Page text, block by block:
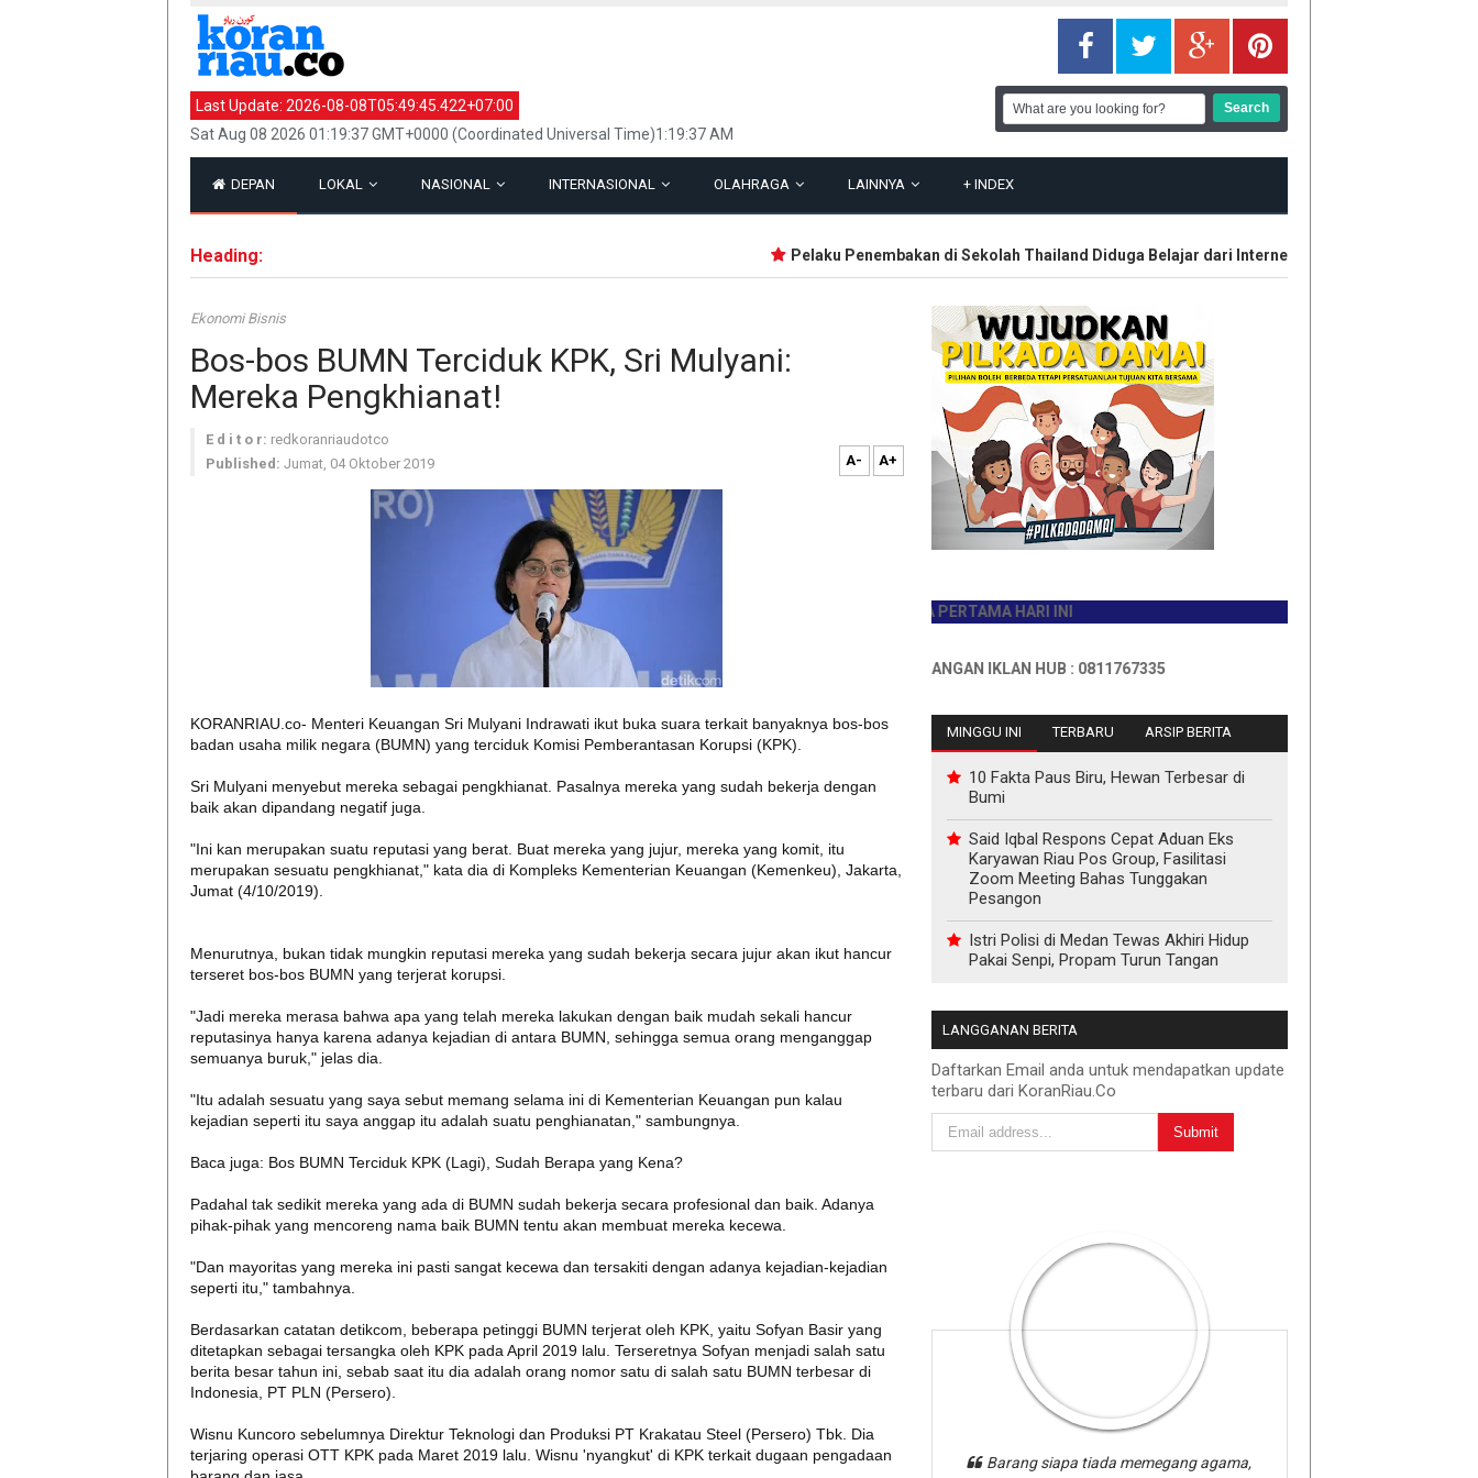
Last Update: 2026-08-08T05:49:45.422+07:00
Sat Aug 08 2026 01:19:37 GMT+0000 (Coordinated Universal Time)1:19:37 AM
DEPAN LOKAL NASIONAL INTERNASIONAL OLAHRAGA LAINNYA + INDEX
Heading: Pelaku Penembakan di Sekolah Thailand Diduga Belajar dari Internet
Ekonomi Bisnis
Bos-bos BUMN Terciduk KPK, Sri Mulyani:
Mereka Pengkhianat!
E d i t o r: redkoranriaudotco
Published: Jumat, 04 Oktober 2019 A- A+
KORANRIAU.co- Menteri Keuangan Sri Mulyani Indrawati ikut buka suara terkait banyaknya bos-bos
badan usaha milik negara (BUMN) yang terciduk Komisi Pemberantasan Korupsi (KPK).
Sri Mulyani menyebut mereka sebagai pengkhianat. Pasalnya mereka yang sudah bekerja dengan
baik akan dipandang negatif juga.
"Ini kan merupakan suatu reputasi yang berat. Buat mereka yang jujur, mereka yang komit, itu
merupakan sesuatu pengkhianat," kata dia di Kompleks Kementerian Keuangan (Kemenkeu), Jakarta,
Jumat (4/10/2019).
Menurutnya, bukan tidak mungkin reputasi mereka yang sudah bekerja secara jujur akan ikut hancur
terseret bos-bos BUMN yang terjerat korupsi.
"Jadi mereka merasa bahwa apa yang telah mereka lakukan dengan baik mudah sekali hancur
reputasinya hanya karena adanya kejadian di antara BUMN, sehingga semua orang menganggap
semuanya buruk," jelas dia.
"Itu adalah sesuatu yang saya sebut memang selama ini di Kementerian Keuangan pun kalau
kejadian seperti itu saya anggap itu adalah suatu penghianatan," sambungnya.
Baca juga: Bos BUMN Terciduk KPK (Lagi), Sudah Berapa yang Kena?
Padahal tak sedikit mereka yang ada di BUMN sudah bekerja secara profesional dan baik. Adanya
pihak-pihak yang mencoreng nama baik BUMN tentu akan membuat mereka kecewa.
"Dan mayoritas yang mereka ini pasti sangat kecewa dan tersakiti dengan adanya kejadian-kejadian
seperti itu," tambahnya.
Berdasarkan catatan detikcom, beberapa petinggi BUMN terjerat oleh KPK, yaitu Sofyan Basir yang
ditetapkan sebagai tersangka oleh KPK pada April 2019 lalu. Terseretnya Sofyan menjadi salah satu
berita besar tahun ini, sebab saat itu dia adalah orang nomor satu di salah satu BUMN terbesar di
Indonesia, PT PLN (Persero).
Wisnu Kuncoro sebelumnya Direktur Teknologi dan Produksi PT Krakatau Steel (Persero) Tbk. Dia
terjaring operasi OTT KPK pada Maret 2019 lalu. Wisnu 'nyangkut' di KPK terkait dugaan pengadaan
JADILAH PEMBACA PERTAMA HARI INI
INFO PEMASANGAN IKLAN HUB : 0811767335
MINGGU INI TERBARU ARSIP BERITA
10 Fakta Paus Biru, Hewan Terbesar di
Bumi
Said Iqbal Respons Cepat Aduan Eks
Karyawan Riau Pos Group, Fasilitasi
Zoom Meeting Bahas Tunggakan
Pesangon
Istri Polisi di Medan Tewas Akhiri Hidup
Pakai Senpi, Propam Turun Tangan
LANGGANAN BERITA
Daftarkan Email anda untuk mendapatkan update
terbaru dari KoranRiau.Co
Barang siapa tiada memegang agama,